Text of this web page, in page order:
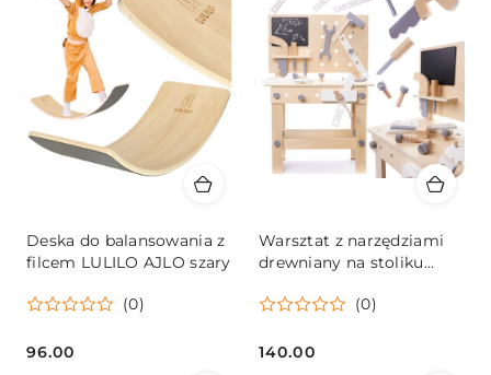
Deska do balansowania z
filcem LULILO AJLO szary
(0)
Cena:
96.00
Warsztat z narzędziami
drewniany na stoliku
(0)
Cena:
140.00